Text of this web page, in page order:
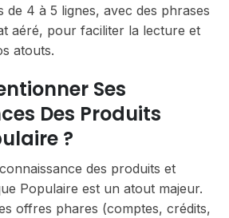
de 4 à 5 lignes, avec des phrases
aéré, pour faciliter la lecture et
atouts.
Ses
Des Produits
?
des produits et
Populaire est un atout majeur.
offres phares (comptes, crédits,